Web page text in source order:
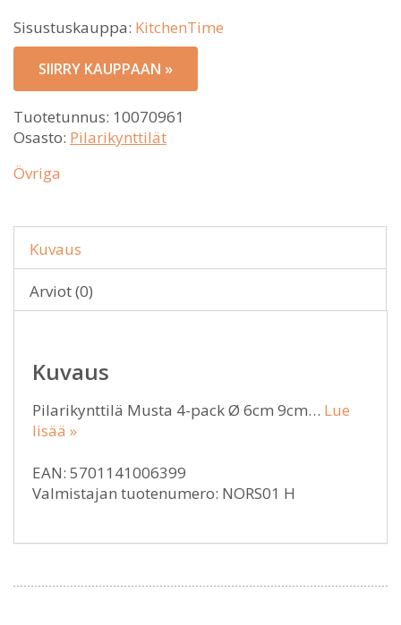
Sisustuskauppa: KitchenTime
SIIRRY KAUPPAAN »
Tuotetunnus: 10070961
Osasto: Pilarikynttilät
Övriga
Kuvaus
Arviot (0)
Kuvaus
Pilarikynttilä Musta 4-pack Ø 6cm 9cm… Lue
lisää »
EAN: 5701141006399
Valmistajan tuotenumero: NORS01 H